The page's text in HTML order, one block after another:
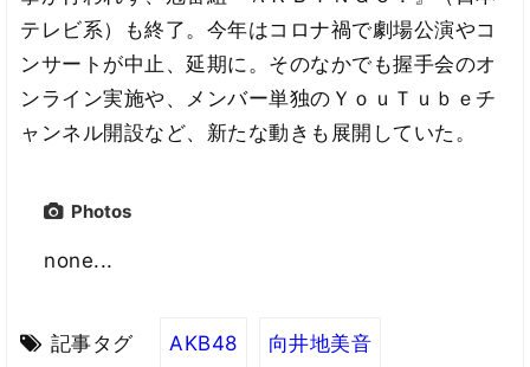
テレビ系）も終了。今年はコロナ禍で劇場公演やコ
ンサートが中止、延期に。そのなかでも握手会のオ
ンライン実施や、メンバー単独のＹｏｕＴｕｂｅチ
ャンネル開設など、新たな動きも展開していた。
Photos
none...
記事タグ AKB48 向井地美音